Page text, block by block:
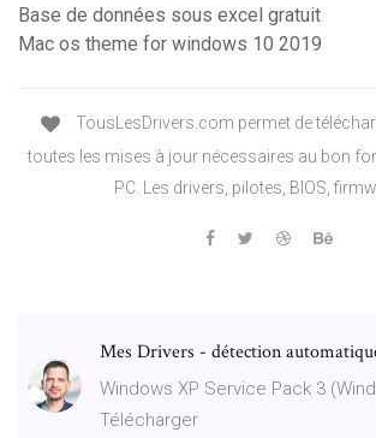
Base de données sous excel gratuit
Mac os theme for windows 10 2019
TousLesDrivers.com permet de
toutes les mises à jour nécessaires au bon
PC. Les drivers, pilotes, BIOS,
Mes Drivers - détection
Windows XP Service Pack 3
Télécharger